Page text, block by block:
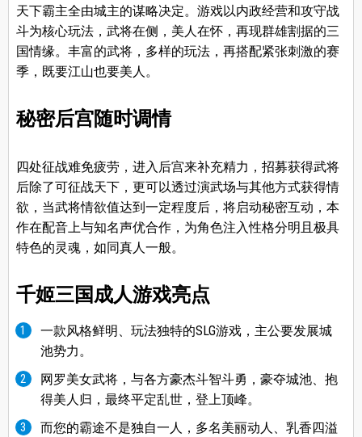
天下霸主全由城主的谋略决定。游戏以内政经营和攻守战
斗为核心玩法，武将在侧，美人在怀，再现群雄割据的三
国情缘。丰富的武将，多样的玩法，再搭配紧张刺激的赛
季，既要江山也要美人。
秘密后宫随时调情
四处征战难免疲劳，进入后宫来补充精力，招募获得武将
后除了可征战天下，更可以透过演武场与其他方式获得情
欲，当武将情欲值达到一定程度后，将启动秘密互动，本
作在配音上与知名声优合作，为角色注入性格分明且极具
特色的灵魂，如同真人一般。
千姬三国成人游戏亮点
一款风格鲜明、玩法独特的SLG游戏，主公要发展城
池势力。
网罗美女武将，与各方豪杰斗智斗勇，豪夺城池、抱
得美人归，最终平定乱世，登上顶峰。
而您的霸途不是独自一人，多名美丽动人、乳香四溢